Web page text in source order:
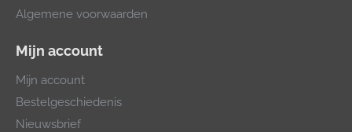
Algemene voorwaarden
Mijn account
Mijn account
Bestelgeschiedenis
Nieuwsbrief